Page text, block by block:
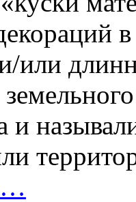
или
и